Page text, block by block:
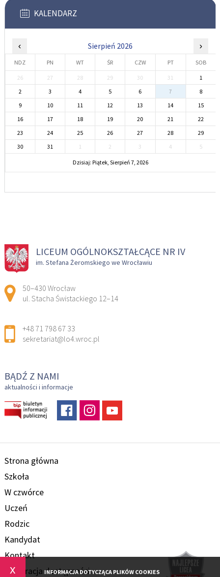
x INFORMACJA DOTYCZĄCA PLIKÓW COOKIES
KALENDARZ
‹ Sierpień 2026 ›
NDZ PN WT ŚR CZW PT SOB
26 27 28 29 30 31
1
2
3 4 5 6 7
8
9
10 11 12 13 14
15
16
17 18 19 20 21
22
23
24 25 26 27 28
29
30
31 1 2 3 4 5
Dzisiaj: Piątek, Sierpień 7, 2026
LICEUM OGÓLNOKSZTAŁCĄCE NR IV
im. Stefana Żeromskiego we Wrocławiu
Adres pocztowy:
50–430 Wrocław
ul. Stacha Świstackiego 12–14
+48 71 798 67 33
sekretariat@lo4.wroc.pl
BĄDŹ Z NAMI
aktualności i informacje
Strona główna
Szkoła
W czwórce
Uczeń
Rodzic
Kandydat
Kontakt
Deklaracja dostępności